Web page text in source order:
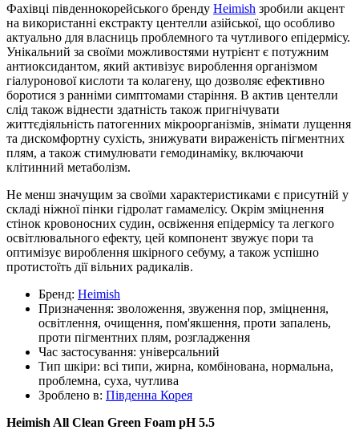
Фахівці південнокорейського бренду Heimish зробили акцент
на використанні екстракту центелли азійської, що особливо
актуально для власниць проблемного та чутливого епідермісу.
Унікальний за своїми можливостями нутрієнт є потужним
антиоксидантом, який активізує вироблення організмом
гіалуронової кислоти та колагену, що дозволяє ефективно
боротися з ранніми симптомами старіння. В актив центелли
слід також віднести здатність також пригнічувати
життєдіяльність патогенних мікроорганізмів, знімати лущення
та дискомфортну сухість, знижувати вираженість пігментних
плям, а також стимулювати гемодинаміку, включаючи
клітинний метаболізм.
Не менш значущим за своїми характеристиками є присутній у
складі ніжної пінки гідролат гамамелісу. Окрім зміцнення
стінок кровоносних судин, освіження епідермісу та легкого
освітлювального ефекту, цей компонент звужує пори та
оптимізує вироблення шкірного себуму, а також успішно
протистоїть дії вільних радикалів.
Бренд: Heimish
Призначення: зволоження, звуження пор, зміцнення,
освітлення, очищення, пом'якшення, проти запалень,
проти пігментних плям, розгладження
Час застосування: універсальний
Тип шкіри: всі типи, жирна, комбінована, нормальна,
проблемна, суха, чутлива
Зроблено в: Південна Корея
Heimish All Clean Green Foam pH 5.5